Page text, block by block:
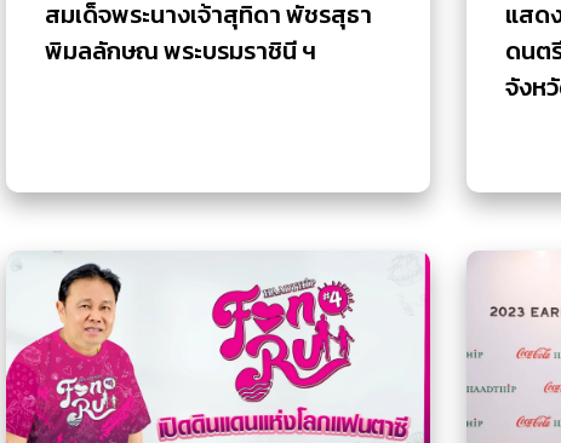
สมเด็จพระนางเจ้าสุทิดา พัชรสุธา
พิมลลักษณ พระบรมราชินี ฯ
แสด
ดนต
จังห